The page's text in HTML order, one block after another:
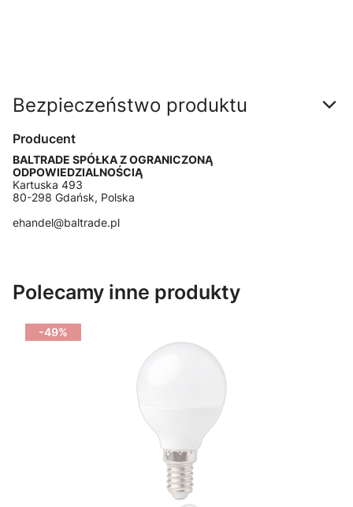
Bezpieczeństwo produktu
Producent
BALTRADE SPÓŁKA Z OGRANICZONĄ
ODPOWIEDZIALNOŚCIĄ
Kartuska 493
80-298 Gdańsk, Polska
ehandel@baltrade.pl
Polecamy inne produkty
-49%